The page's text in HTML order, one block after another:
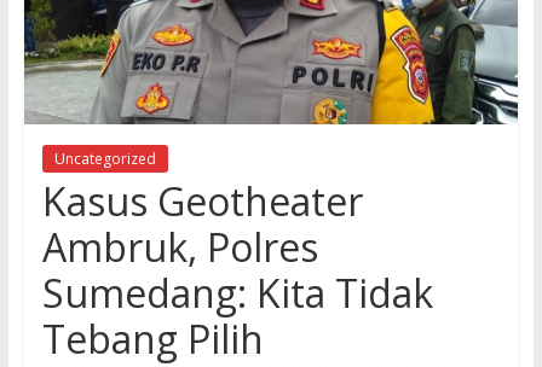
Uncategorized
Kasus Geotheater
Ambruk, Polres
Sumedang: Kita Tidak
Tebang Pilih